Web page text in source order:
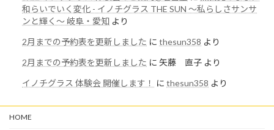
和らいでいく変化 - イノチグラス THE SUN 〜私らしさサンサ
ンと輝く〜 岐阜・愛知 より
2月までの予約表を更新しました に thesun358 より
2月までの予約表を更新しました に 矢藤 直子 より
イノチグラス 体験会 開催します！
に thesun358 より
HOME